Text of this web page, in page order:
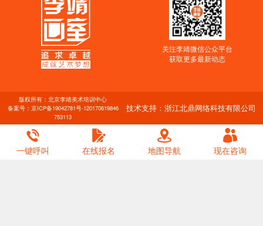
一键呼叫 在线报名 地图导航 现在咨询
关注李靖微信公众平台
获取更多最新动态
版权所有：北京李靖美术培训中心
备案号： 京ICP备19042781号-120170619846
753113
技术支持：浙江北鼎网络科技有限公司